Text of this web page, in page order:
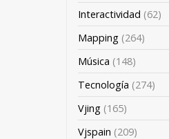
Interactividad (62)
Mapping (264)
Música (148)
Tecnología (274)
Vjing (165)
Vjspain (209)